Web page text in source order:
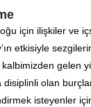
için ilişkiler ve
etkisiyle
kalbimizden gelen
olan
isteyenler